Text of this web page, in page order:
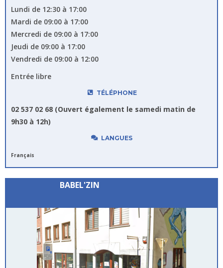
Lundi de 12:30 à 17:00
Mardi de 09:00 à 17:00
Mercredi de 09:00 à 17:00
Jeudi de 09:00 à 17:00
Vendredi de 09:00 à 12:00
Entrée libre
TÉLÉPHONE
02 537 02 68 (Ouvert également le samedi matin de
9h30 à 12h)
LANGUES
Français
BABEL'ZIN